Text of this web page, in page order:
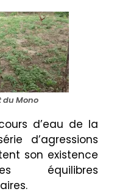
Mono
d’eau de la
d’agressions
son existence
équilibres